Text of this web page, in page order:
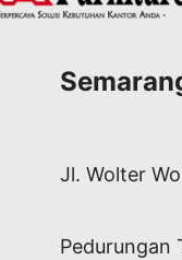
Jl. Wolter
Pedurungan